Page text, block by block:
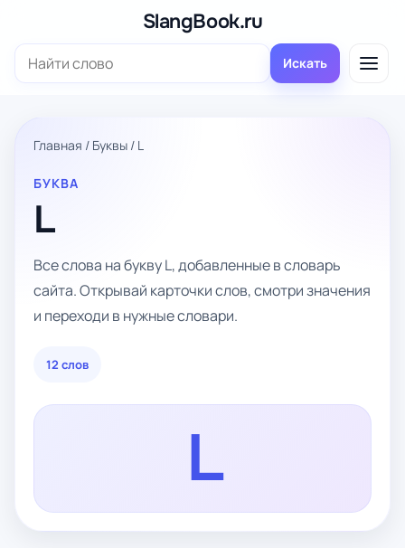
содержимому
SlangBook.ru
Поиск: Искать
Главная / Буквы / L
БУКВА
L
Все слова на букву L, добавленные в словарь
сайта. Открывай карточки слов, смотри значения
и переходи в нужные словари.
12 слов
L